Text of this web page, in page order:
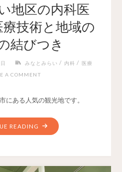
地区の内科医
技術と地域の
結びつき
みなとみらい / 内科 / 医療
A COMMENT
にある人気の観光地です。
READING